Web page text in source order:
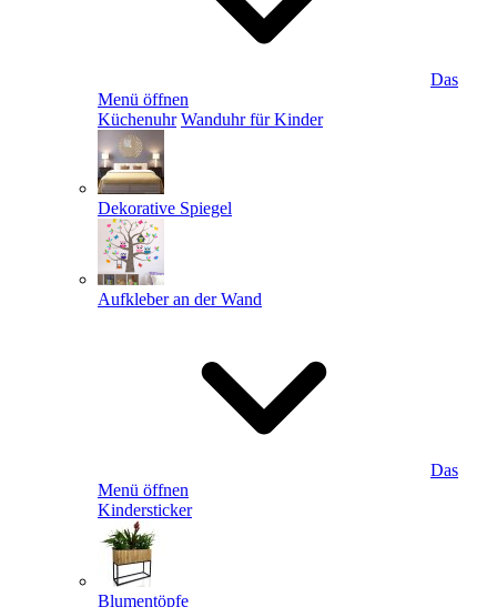
Das
Menü öffnen
Küchenuhr Wanduhr für Kinder
Dekorative Spiegel
Aufkleber an der Wand
Das
Menü öffnen
Kindersticker
Blumentöpfe